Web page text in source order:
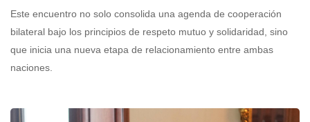
Este encuentro no solo consolida una agenda de cooperación
bilateral bajo los principios de respeto mutuo y solidaridad, sino
que inicia una nueva etapa de relacionamiento entre ambas
naciones.